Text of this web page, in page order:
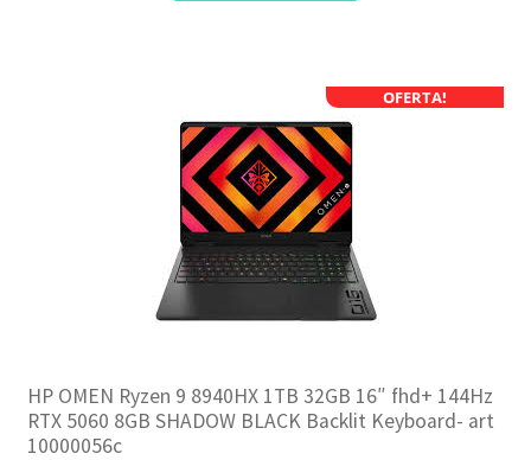
OFERTA!
HP OMEN Ryzen 9 8940HX 1TB 32GB 16″ fhd+ 144Hz
RTX 5060 8GB SHADOW BLACK Backlit Keyboard- art
10000056c